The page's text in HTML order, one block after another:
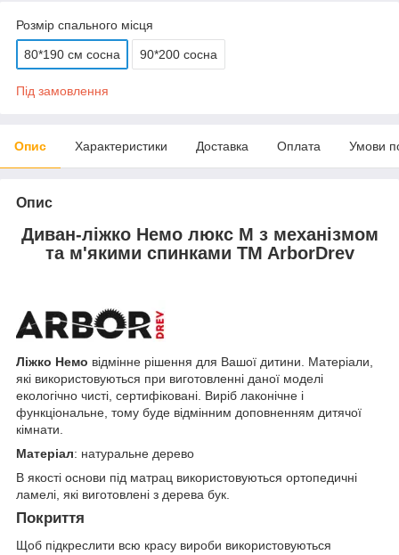
Розмір спального місця
80*190 см сосна 90*200 сосна
Під замовлення
Опис Характеристики Доставка Оплата Умови
Опис
Диван-ліжко Немо люкс М з механізмом
та м'якими спинками TM ArborDrev
Ліжко Немо відмінне рішення для Вашої дитини. Матеріали,
які використовуються при виготовленні даної моделі
екологічно чисті, сертифіковані. Виріб лаконічне і
функціональне, тому буде відмінним доповненням дитячої
кімнати.
Матеріал: натуральне дерево
В якості основи під матрац використовуються ортопедичні
ламелі, які виготовлені з дерева бук.
Покриття
Щоб підкреслити всю красу вироби використовуються